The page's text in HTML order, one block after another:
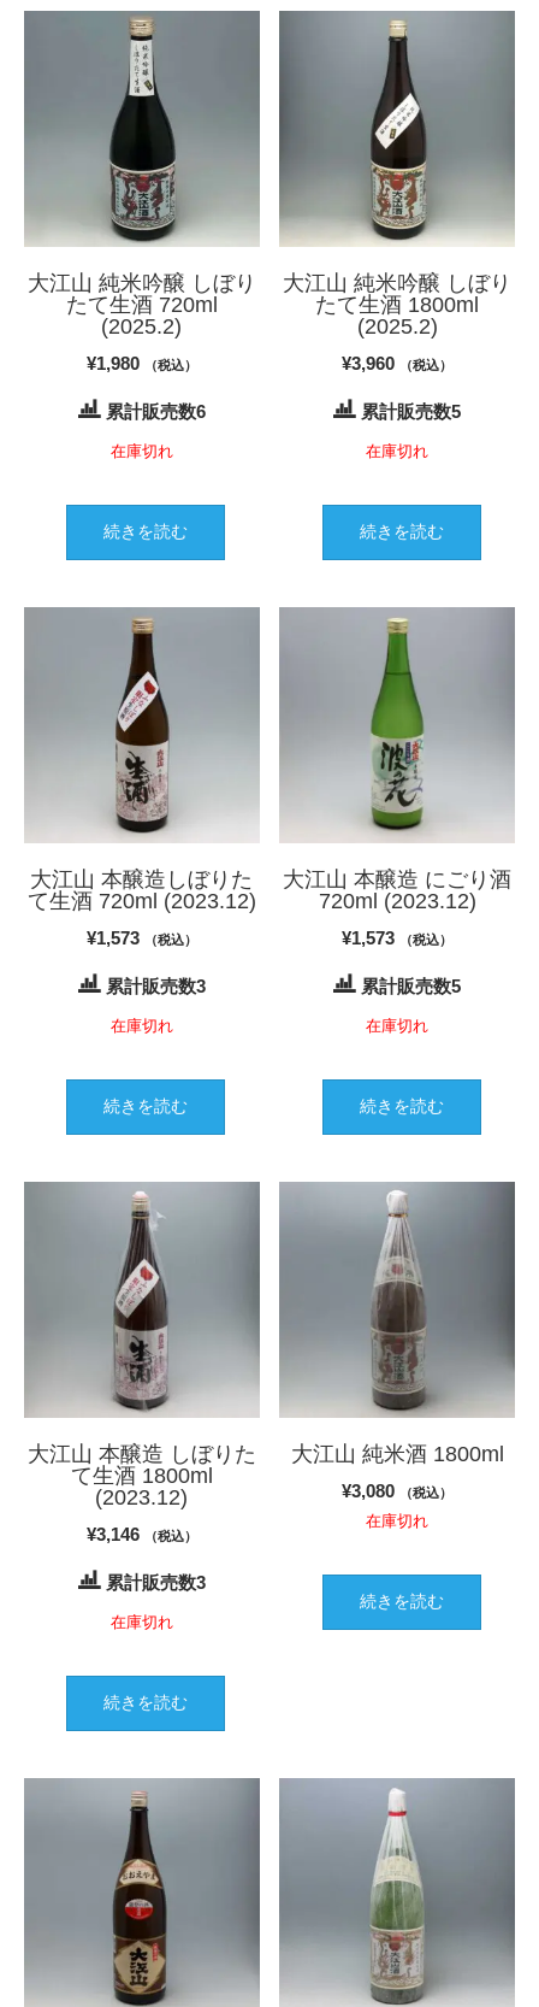
大江山 純米吟醸 しぼり
たて生酒 720ml
(2025.2)
¥1,980 （税込）
累計販売数6
在庫切れ
続きを読む
大江山 純米吟醸 しぼり
たて生酒 1800ml
(2025.2)
¥3,960 （税込）
累計販売数5
在庫切れ
続きを読む
大江山 本醸造しぼりた
て生酒 720ml (2023.12)
¥1,573 （税込）
累計販売数3
在庫切れ
続きを読む
大江山 本醸造 にごり酒
720ml (2023.12)
¥1,573 （税込）
累計販売数5
在庫切れ
続きを読む
大江山 本醸造 しぼりた
て生酒 1800ml
(2023.12)
¥3,146 （税込）
累計販売数3
在庫切れ
続きを読む
大江山 純米酒 1800ml
¥3,080 （税込）
在庫切れ
続きを読む